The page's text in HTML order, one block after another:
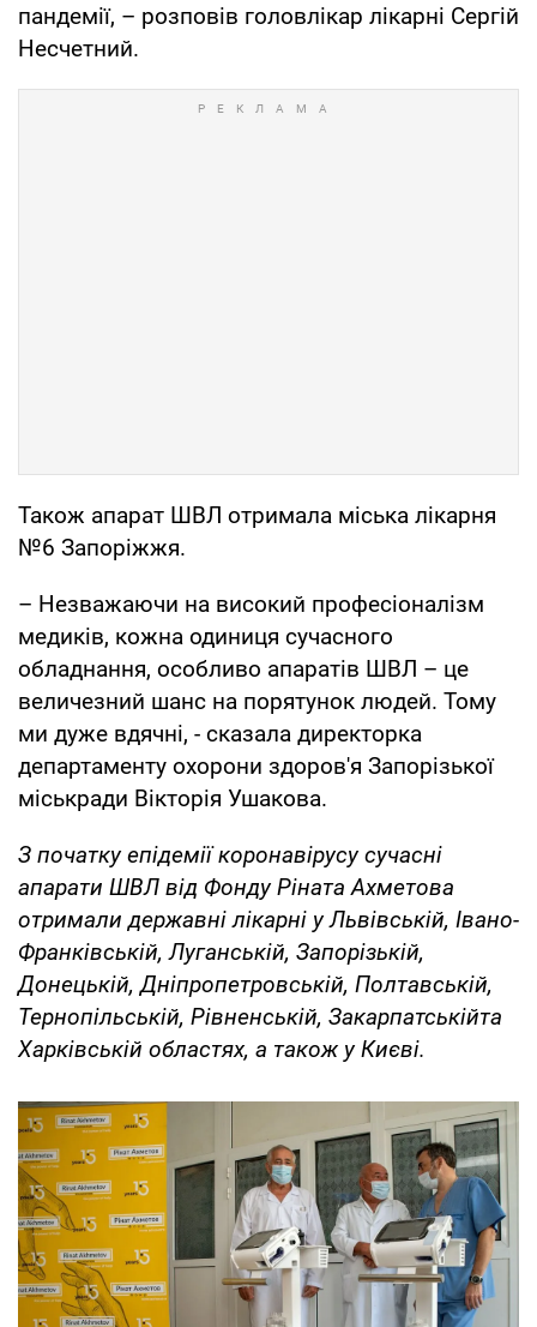
пандемії, – розповів головлікар лікарні Сергій
Несчетний.
Також апарат ШВЛ отримала міська лікарня
№6 Запоріжжя.
– Незважаючи на високий професіоналізм
медиків, кожна одиниця сучасного
обладнання, особливо апаратів ШВЛ – це
величезний шанс на порятунок людей. Тому
ми дуже вдячні, - сказала директорка
департаменту охорони здоров'я Запорізької
міськради Вікторія Ушакова.
З початку епідемії коронавірусу сучасні
апарати ШВЛ від Фонду Ріната Ахметова
отримали державні лікарні у Львівській, Івано-
Франківській, Луганській, Запорізькій,
Донецькій, Дніпропетровській, Полтавській,
Тернопільській, Рівненській, Закарпатськійта
Харківській областях, а також у Києві.